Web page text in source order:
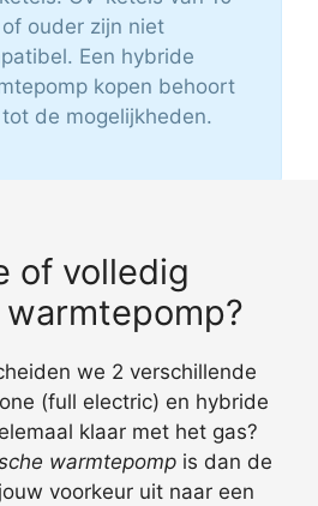
ouder zijn niet
Een hybride
kopen behoort
de mogelijkheden.
of volledig
we 2 verschillende
(full electric) en hybride
klaar met het gas?
warmtepomp is dan de
voorkeur uit naar een